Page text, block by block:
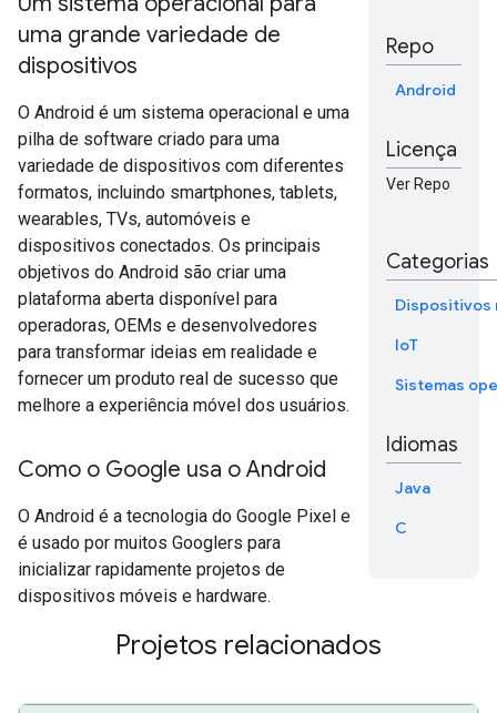
uma grande variedade de
dispositivos
O Android é um sistema operacional e uma
pilha de software criado para uma
variedade de dispositivos com diferentes
formatos, incluindo smartphones, tablets,
wearables, TVs, automóveis e
dispositivos conectados. Os principais
objetivos do Android são criar uma
plataforma aberta disponível para
operadoras, OEMs e desenvolvedores
para transformar ideias em realidade e
fornecer um produto real de sucesso que
melhore a experiência móvel dos usuários.
Como o Google usa o Android
O Android é a tecnologia do Google Pixel e
é usado por muitos Googlers para
inicializar rapidamente projetos de
dispositivos móveis e hardware.
Repo
Android
Licença
Ver Repo
Categorias
Dispositivos
IoT
Sistemas
Idiomas
Java
C
Projetos relacionados